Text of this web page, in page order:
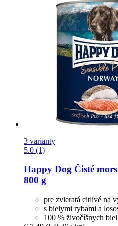
3 varianty
5.0 (1)
Happy Dog Čisté
800 g
pre zvieratá citlivé na
s bielymi rybami a
100 % živočíšnych